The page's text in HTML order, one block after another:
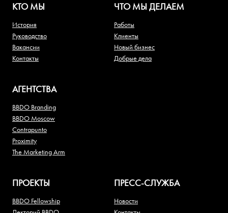
КТО МЫ
История
Руководство
Вакансии
Контакты
ЧТО МЫ ДЕЛАЕМ
Работы
Клиенты
Новый бизнес
Добрые дела
АГЕНТСТВА
BBDO Branding
BBDO Moscow
Contrapunto
Proximity
The Marketing Arm
ПРОЕКТЫ
BBDO Fellowship
ПРЕСС-СЛУЖБА
Новости